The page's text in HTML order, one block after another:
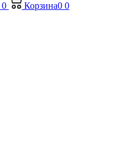
0 Корзина0 0